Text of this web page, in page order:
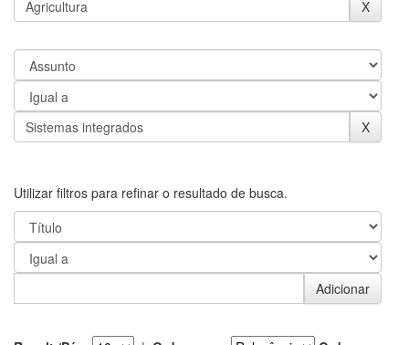
Utilizar filtros para refinar o resultado de busca.